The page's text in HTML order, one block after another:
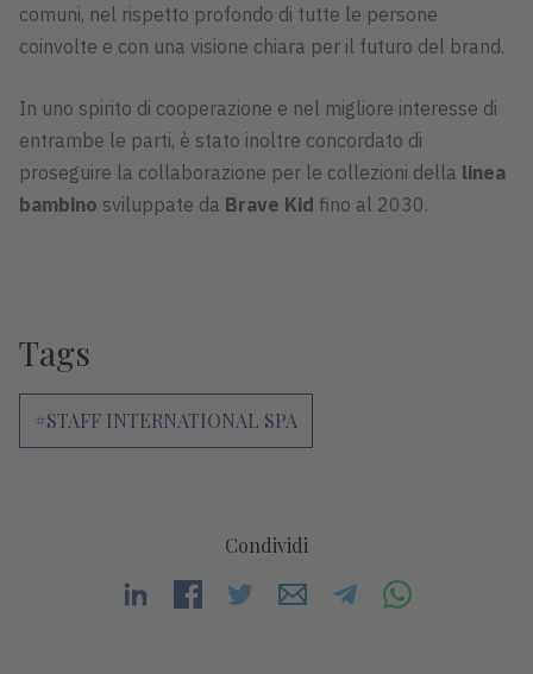
comuni, nel rispetto profondo di tutte le persone
coinvolte e con una visione chiara per il futuro del brand.
In uno spirito di cooperazione e nel migliore interesse di
entrambe le parti, è stato inoltre concordato di
proseguire la collaborazione per le collezioni della linea
bambino sviluppate da Brave Kid fino al 2030.
Tags
#STAFF INTERNATIONAL SPA
Condividi